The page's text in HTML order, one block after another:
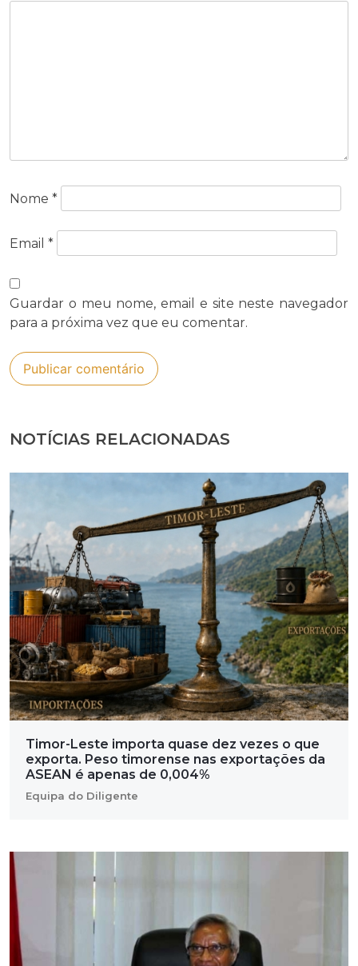
Nome *
Email *
Guardar o meu nome, email e site neste navegador
para a próxima vez que eu comentar.
NOTÍCIAS RELACIONADAS
Timor-Leste importa quase dez vezes o que
exporta. Peso timorense nas exportações da
ASEAN é apenas de 0,004%
Equipa do Diligente